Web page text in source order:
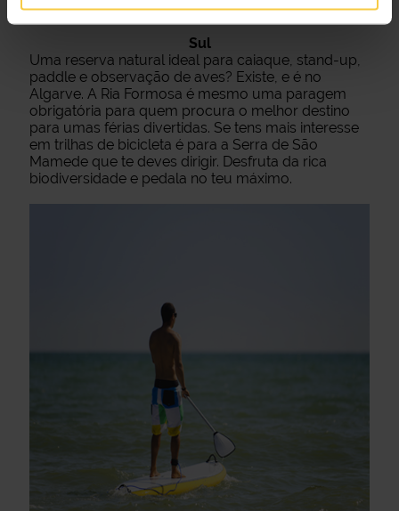
as suas técnicas.
Sul
Uma reserva natural ideal para caiaque, stand-up,
paddle e observação de aves? Existe, e é no
Algarve. A Ria Formosa é mesmo uma paragem
obrigatória para quem procura o melhor destino
para umas férias divertidas. Se tens mais interesse
em trilhas de bicicleta é para a Serra de São
Mamede que te deves dirigir. Desfruta da rica
biodiversidade e pedala no teu máximo.